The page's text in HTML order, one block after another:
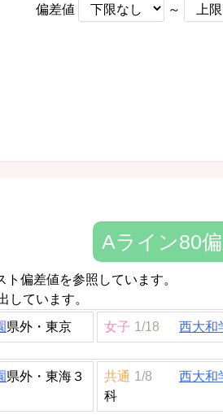
偏差値 ～
Aライン80
偏差値を参照しています。
しています。
県外・東京 女子 1/18 西大和
県外・東海３ 共通 1/8 西大和
科